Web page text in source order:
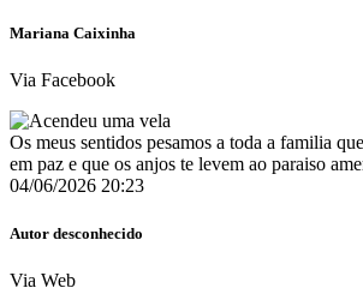
Mariana Caixinha
Via Facebook
Os meus sentidos pesamos a toda a familia
em paz e que os anjos te levem ao paraiso
04/06/2026 20:23
Autor desconhecido
Via Web